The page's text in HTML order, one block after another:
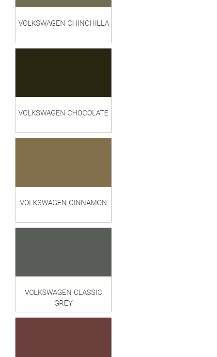
VOLKSWAGEN CHINCHILLA
VOLKSWAGEN CHOCOLATE
VOLKSWAGEN CINNAMON
VOLKSWAGEN CLASSIC
GREY